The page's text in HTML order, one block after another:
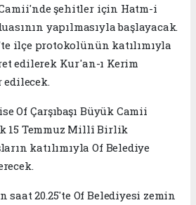
Camii'nde şehitler için Hatm-i
yapılmasıyla başlayacak.
ilçe protokolünün katılımıyla
edilerek Kur'an-ı Kerim
Of Çarşıbaşı Büyük Camii
15 Temmuz Millî Birlik
katılımıyla Of Belediye
saat 20.25'te Of Belediyesi zemin